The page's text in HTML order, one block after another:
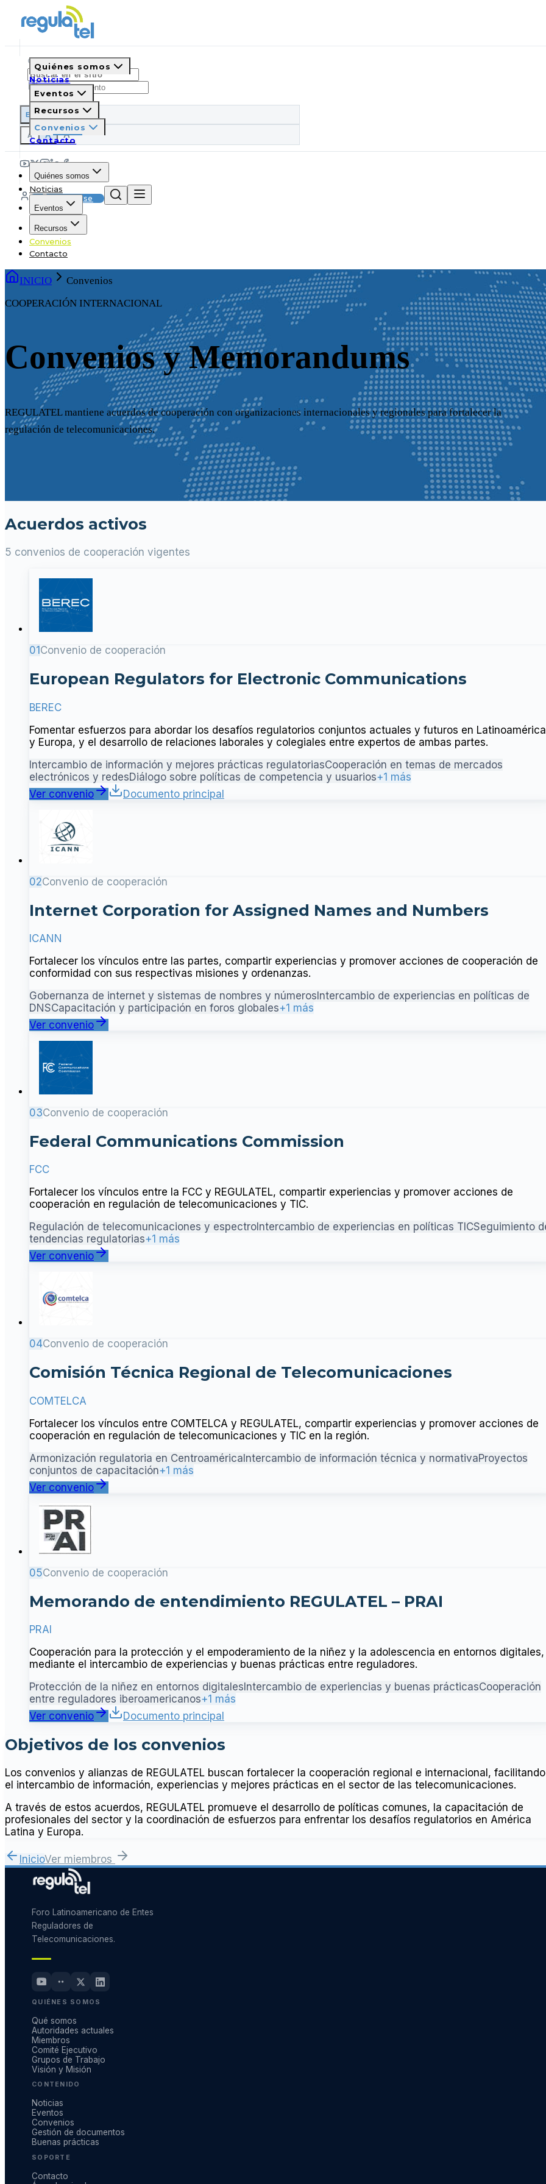
ES EN PT IT
A A A
Suscribirse
Quiénes somos
Noticias
Eventos
Recursos
Convenios
Contacto
Quiénes somos
Noticias
Eventos
Recursos
Convenios
Contacto
INICIO
Convenios
COOPERACIÓN INTERNACIONAL
Convenios y Memorandums
REGULATEL mantiene acuerdos de cooperación con organizaciones internacionales y regionales para fortalecer la
regulación de telecomunicaciones.
Acuerdos activos
5 convenios de cooperación vigentes
01 Convenio de cooperación
European Regulators for Electronic Communications
BEREC
Fomentar esfuerzos para abordar los desafíos regulatorios conjuntos actuales y futuros en Latinoamérica
y Europa, y el desarrollo de relaciones laborales y colegiales entre expertos de ambas partes.
Intercambio de información y mejores prácticas regulatoriasCooperación en temas de mercados
electrónicos y redesDiálogo sobre políticas de competencia y usuarios+1 más
Ver convenio
Documento principal
02Convenio de cooperación
Internet Corporation for Assigned Names and Numbers
ICANN
Fortalecer los vínculos entre las partes, compartir experiencias y promover acciones de cooperación de
conformidad con sus respectivas misiones y ordenanzas.
Gobernanza de internet y sistemas de nombres y númerosIntercambio de experiencias en políticas de
DNSCapacitación y participación en foros globales+1 más
Ver convenio
03Convenio de cooperación
Federal Communications Commission
FCC
Fortalecer los vínculos entre la FCC y REGULATEL, compartir experiencias y promover acciones de
cooperación en regulación de telecomunicaciones y TIC.
Regulación de telecomunicaciones y espectro Intercambio de experiencias en políticas TICSeguimiento
tendencias regulatorias+1 más
Ver convenio
04Convenio de cooperación
Comisión Técnica Regional de Telecomunicaciones
COMTELCA
Fortalecer los vínculos entre COMTELCA y REGULATEL, compartir experiencias y promover acciones de
cooperación en regulación de telecomunicaciones y TIC en la región.
Armonización regulatoria en CentroaméricaIntercambio de información técnica y normativaProyectos
conjuntos de capacitación+1 más
Ver convenio
05Convenio de cooperación
Memorando de entendimiento REGULATEL – PRAI
PRAI
Cooperación para la protección y el empoderamiento de la niñez y la adolescencia en entornos digitales,
mediante el intercambio de experiencias y buenas prácticas entre reguladores.
Protección de la niñez en entornos digitales Intercambio de experiencias y buenas prácticasCooperación
entre reguladores iberoamericanos+1 más
Ver convenio
Documento principal
Objetivos de los convenios
Los convenios y alianzas de REGULATEL buscan fortalecer la cooperación regional e internacional, facilitando
el intercambio de información, experiencias y mejores prácticas en el sector de las telecomunicaciones.
A través de estos acuerdos, REGULATEL promueve el desarrollo de políticas comunes, la capacitación de
profesionales del sector y la coordinación de esfuerzos para enfrentar los desafíos regulatorios en América
Latina y Europa.
InicioVer miembros
Foro Latinoamericano de Entes
Reguladores de
Telecomunicaciones.
QUIÉNES SOMOS
Qué somos
Autoridades actuales
Miembros
Comité Ejecutivo
Grupos de Trabajo
Visión y Misión
CONTENIDO
Noticias
Eventos
Convenios
Gestión de documentos
Buenas prácticas
SOPORTE
Contacto